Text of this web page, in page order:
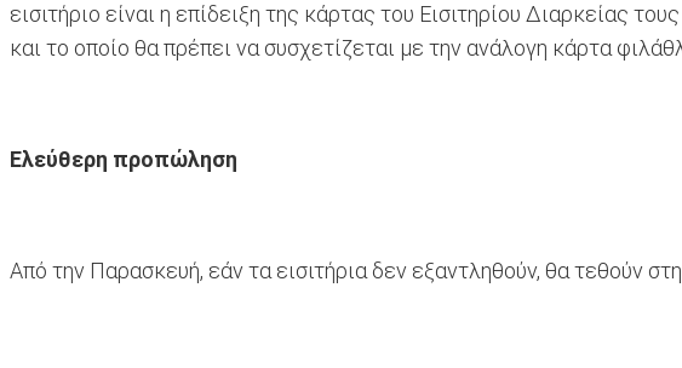
εισιτήριο είναι η επίδειξη της κάρτας του Εισιτηρίου Διαρκείας
και το οποίο θα πρέπει να συσχετίζεται με την ανάλογη κάρτα
Ελεύθερη προπώληση
Από την Παρασκευή, εάν τα εισιτήρια δεν εξαντληθούν, θα τεθούν